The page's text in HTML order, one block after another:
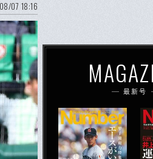
07 18:16
最新号